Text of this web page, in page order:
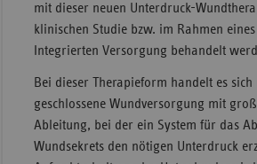
mit dieser neuen Unterdruck-
klinischen Studie bzw. im Rahmen
Integrierten Versorgung behandelt
Bei dieser Therapieform handelt es sich
geschlossene Wundversorgung mit
Ableitung, bei der ein System für das
Wundsekrets den nötigen Unterdruck